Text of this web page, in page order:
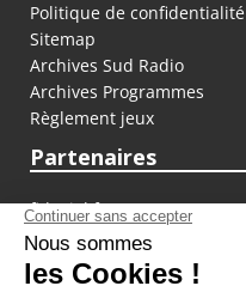
Politique de confidentialité
Sitemap
Archives Sud Radio
Archives Programmes
Règlement jeux
Partenaires
fiducial.fr
lyoncapitale.fr
olympique-et-lyonnais.com